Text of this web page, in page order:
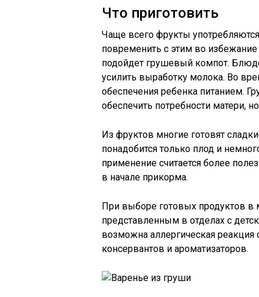
Что приготовить
Чаще всего фрукты
повременить с этим во
подойдет грушевый компот.
усилить выработку молока. Во
обеспечения ребенка питанием.
обеспечить потребности матери,
Из фруктов многие готовят
понадобится только плод и
применение считается более
в начале прикорма.
При выборе готовых продуктов в
представленным в отделах с
возможна аллергическая реакция
консервантов и ароматизаторов.